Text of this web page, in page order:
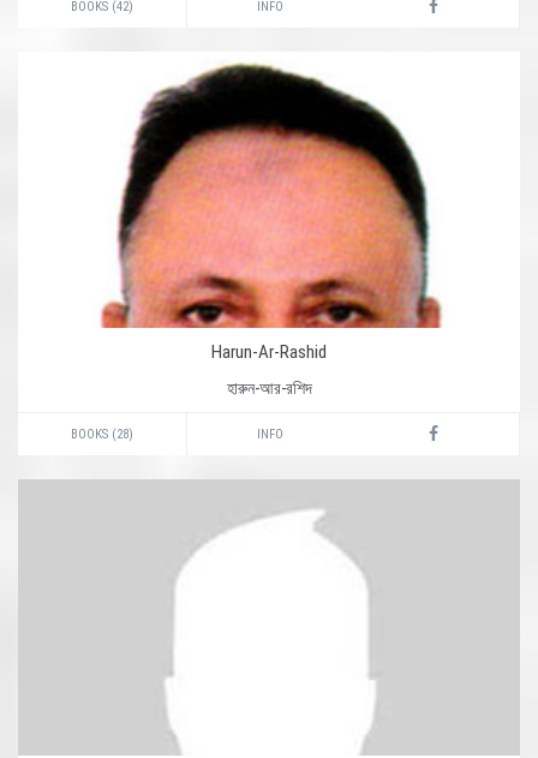
BOOKS (42) INFO
Harun-Ar-Rashid
হারুন-আর-রশিদ
BOOKS (28) INFO